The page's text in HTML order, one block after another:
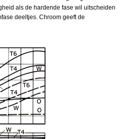
als de hardende fase wil uitscheiden
deeltjes. Chroom geeft de